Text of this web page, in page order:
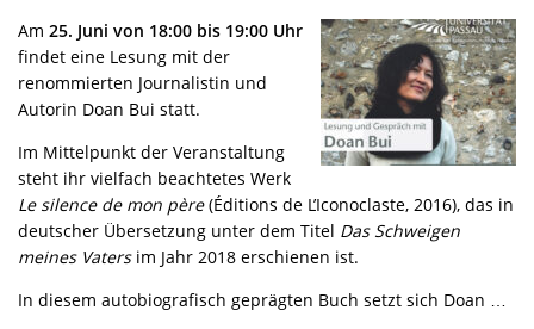
Am 25. Juni von 18:00 bis 19:00 Uhr
findet eine Lesung mit der
renommierten Journalistin und
Autorin Doan Bui statt.
Im Mittelpunkt der Veranstaltung
steht ihr vielfach beachtetes Werk
Le silence de mon père(Éditions de L’Iconoclaste, 2016), das in
deutscher Übersetzung unter dem Titel Das Schweigen
meines Vatersim Jahr 2018 erschienen ist.
In diesem autobiografisch geprägten Buch setzt sich Doan …